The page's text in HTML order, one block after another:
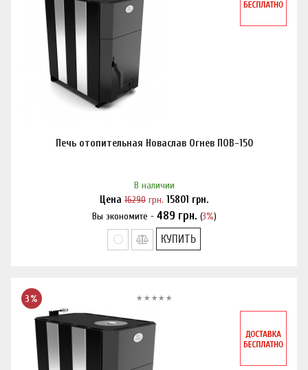
Печь отопительная Новаслав Огнев ПОВ-150
В наличии
Цена 16290 грн. 15801 грн.
Вы экономите - 489 грн. (3%)
Нашли дешевле?
КУПИТЬ
3%